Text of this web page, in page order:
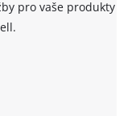
pro vaše produkty